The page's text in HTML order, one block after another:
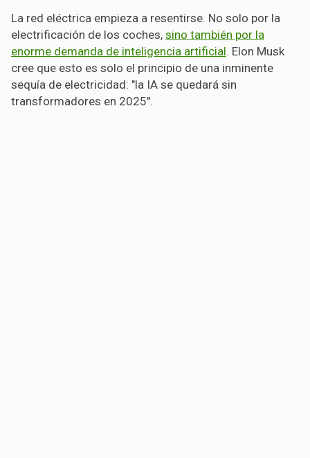
La red eléctrica empieza a resentirse. No solo por la
electrificación de los coches, sino también por la
enorme demanda de inteligencia artificial. Elon Musk
cree que esto es solo el principio de una inminente
sequía de electricidad: "la IA se quedará sin
transformadores en 2025".